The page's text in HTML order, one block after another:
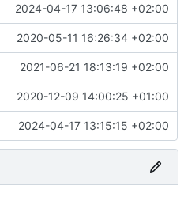
2024-04-17 13:06:48 +02:00
2020-05-11 16:26:34 +02:00
2021-06-21 18:13:19 +02:00
2020-12-09 14:00:25 +01:00
2024-04-17 13:15:15 +02:00